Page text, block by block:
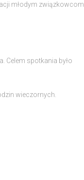
młodym związkowcom,
Celem spotkania było
wieczornych.